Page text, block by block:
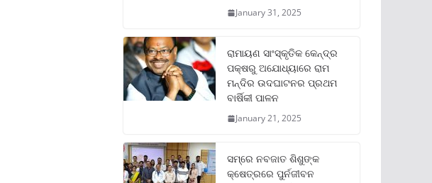
January 31, 2025
ରାମାୟଣ ସାଂସ୍କୃତିକ କେନ୍ଦ୍ର
ପକ୍ଷରୁ ଅଯୋଧ୍ୟାରେ ରାମ
ମନ୍ଦିର ଉଦଘାଟନର ପ୍ରଥମ
ବାର୍ଷିକୀ ପାଳନ
January 21, 2025
ସମ୍‌ରେ ନବଜାତ ଶିଶୁଙ୍କ
କ୍ଷେତ୍ରରେ ପୁର୍ନଜୀବନ